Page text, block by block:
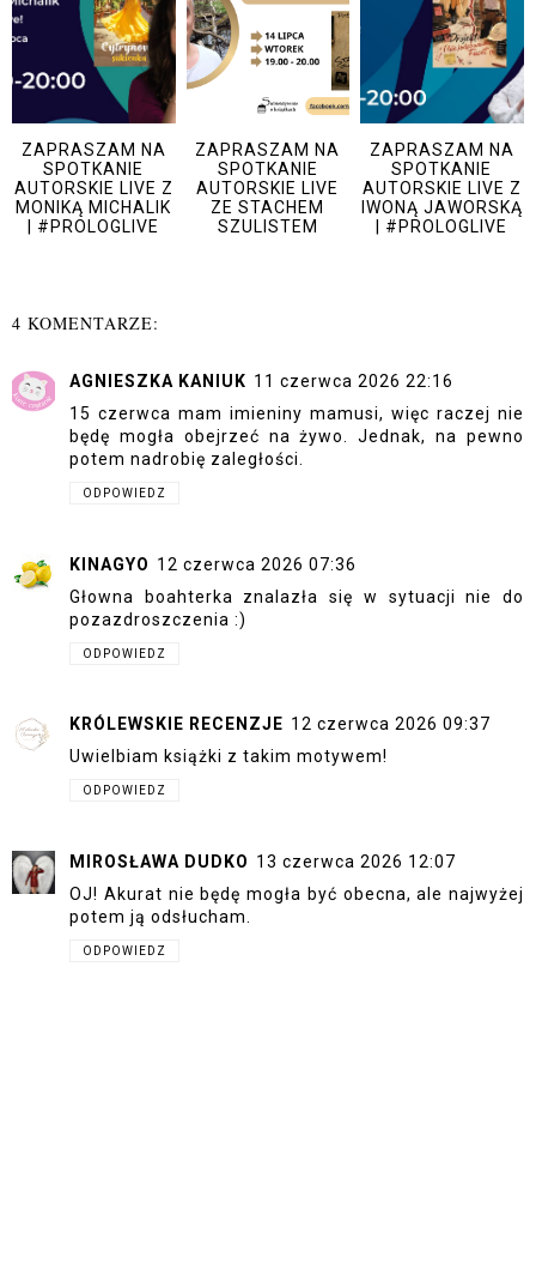
ZAPRASZAM NA
SPOTKANIE
AUTORSKIE LIVE Z
MONIKĄ MICHALIK
| #PROLOGLIVE
ZAPRASZAM NA
SPOTKANIE
AUTORSKIE LIVE
ZE STACHEM
SZULISTEM
ZAPRASZAM NA
SPOTKANIE
AUTORSKIE LIVE Z
IWONĄ JAWORSKĄ
| #PROLOGLIVE
4 KOMENTARZE:
AGNIESZKA KANIUK 11 czerwca 2026 22:16
15 czerwca mam imieniny mamusi, więc raczej nie
będę mogła obejrzeć na żywo. Jednak, na pewno
potem nadrobię zaległości.
ODPOWIEDZ
KINAGYO 12 czerwca 2026 07:36
Głowna boahterka znalazła się w sytuacji nie do
pozazdroszczenia :)
ODPOWIEDZ
KRÓLEWSKIE RECENZJE 12 czerwca 2026 09:37
Uwielbiam książki z takim motywem!
ODPOWIEDZ
MIROSŁAWA DUDKO 13 czerwca 2026 12:07
OJ! Akurat nie będę mogła być obecna, ale najwyżej
potem ją odsłucham.
ODPOWIEDZ